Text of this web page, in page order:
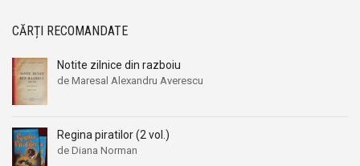
CĂRȚI RECOMANDATE
Notite zilnice din razboiu
de Maresal Alexandru Averescu
fost:
260,00 lei.
239,00 lei.
Regina piratilor (2 vol.)
de Diana Norman